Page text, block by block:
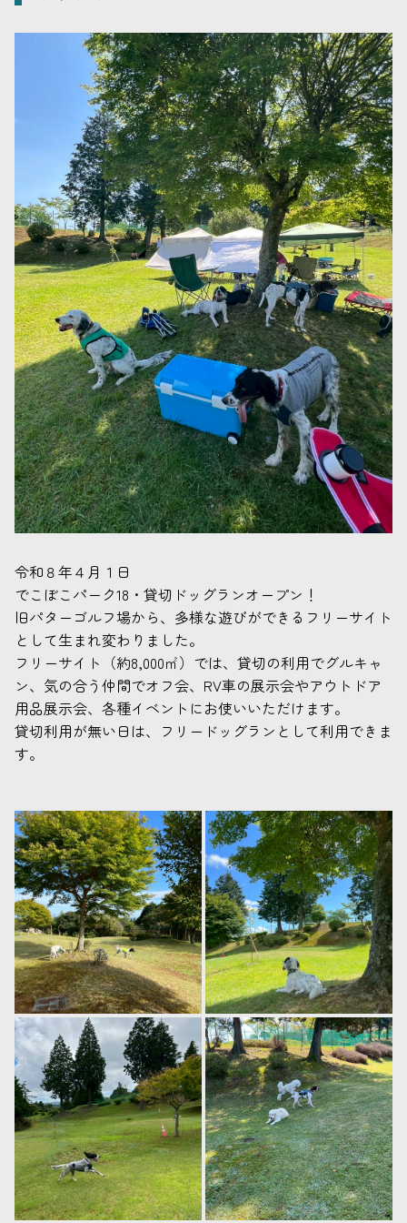
令和８年４月１日
でこぼこパーク18・貸切ドッグランオープン！
旧パターゴルフ場から、多様な遊びができるフリーサイト
として生まれ変わりました。
フリーサイト（約8,000㎡）では、貸切の利用でグルキャ
ン、気の合う仲間でオフ会、RV車の展示会やアウトドア
用品展示会、各種イベントにお使いいただけます。
貸切利用が無い日は、フリードッグランとして利用できま
す。